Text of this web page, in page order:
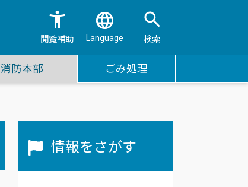
閲覧補助 Language 検索
消防本部 ごみ処理
情報をさがす